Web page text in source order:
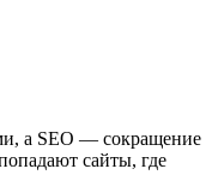
а SEO — сокращение
сайты, где